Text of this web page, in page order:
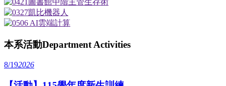
本系活動Department Activities
8/192026